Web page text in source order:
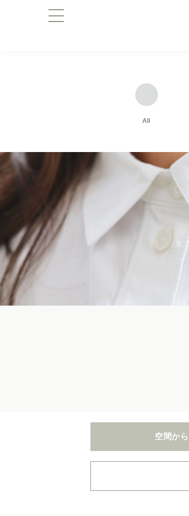
All
空間から